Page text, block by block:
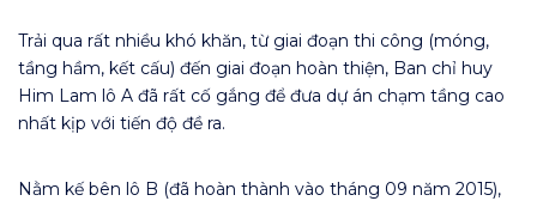
Trải qua rất nhiều khó khăn, từ giai đoạn thi công (móng,
tầng hầm, kết cấu) đến giai đoạn hoàn thiện, Ban chỉ huy
Him Lam lô A đã rất cố gắng để đưa dự án chạm tầng cao
nhất kịp với tiến độ đề ra.
Nằm kế bên lô B (đã hoàn thành vào tháng 09 năm 2015),